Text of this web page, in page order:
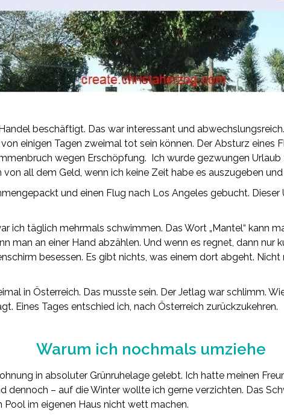
beschäftigt. Das war interessant und
einigen Tagen zweimal tot sein können. Der Absturz eines
wegen Erschöpfung. Ich wurde gezwungen
von all dem Geld, wenn ich keine Zeit habe es auszugeben
und einen Flug nach Los Angeles gebucht. Dieser
ich täglich mehrmals schwimmen. Das Wort „Mantel“ kann
man an einer Hand abzählen. Und wenn es regnet, dann nur
besessen. Es gibt nichts, was einem dort abgeht.
in Österreich. Das musste sein. Der Jetlag war schlimm.
Eines Tages entschied ich, nach Österreich zurückzukehren.
Warum ich nochmals umziehe
in absoluter Grünruhelage gelebt. Ich hatte meinen
dennoch – auf die Winter wollte ich gerne verzichten. Das
Pool im eigenen Haus nicht wett machen.